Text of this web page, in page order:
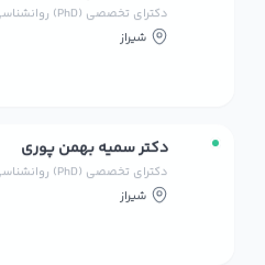
دکترای تخصصی (PhD) روانشناسی بالینی
شیراز
دکتر سمیه بهمن پوری
دکترای تخصصی (PhD) روانشناسی بالینی
شیراز